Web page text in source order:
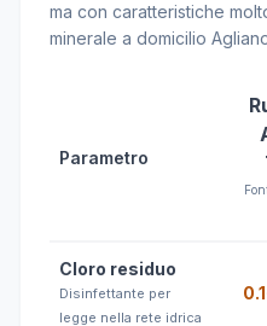
ma con caratteristiche
minerale a domicilio
Parametro
Cloro residuo
Disinfettante per
legge nella rete idrica